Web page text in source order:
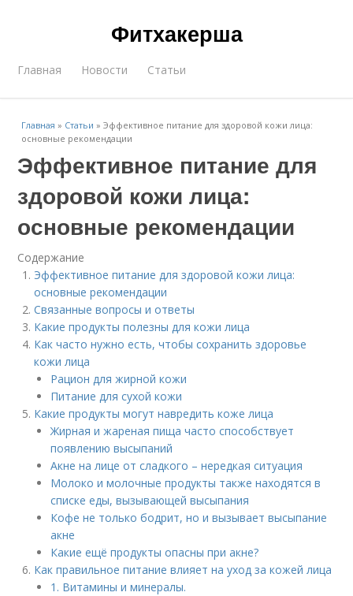
Фитхакерша
Главная Новости Статьи
Главная » Статьи »Эффективное питание для здоровой кожи лица:
основные рекомендации
Эффективное питание для
здоровой кожи лица:
основные рекомендации
Содержание
Эффективное питание для здоровой кожи лица:
основные рекомендации
Связанные вопросы и ответы
Какие продукты полезны для кожи лица
Как часто нужно есть, чтобы сохранить здоровье
кожи лица
Рацион для жирной кожи
Питание для сухой кожи
Какие продукты могут навредить коже лица
Жирная и жареная пища часто способствует
появлению высыпаний
Акне на лице от сладкого – нередкая ситуация
Молоко и молочные продукты также находятся в
списке еды, вызывающей высыпания
Кофе не только бодрит, но и вызывает высыпание
акне
Какие ещё продукты опасны при акне?
Как правильное питание влияет на уход за кожей лица
1. Витамины и минералы.